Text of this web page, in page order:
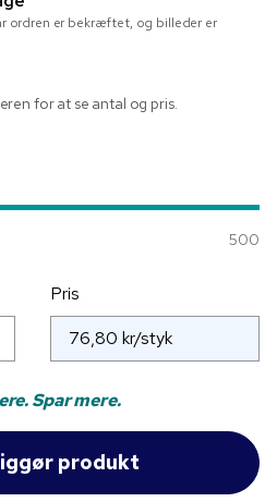
ordren er bekræftet, og billeder er
for at se antal og pris.
500
Pris
Spar mere.